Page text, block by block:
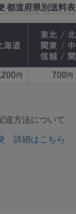
都道府県別送料表
送方法について
詳細はこちら